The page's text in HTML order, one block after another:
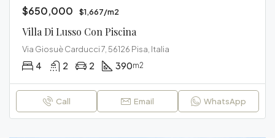
$650,000 $1,667/m2
Villa Di Lusso Con Piscina
Via Giosuè Carducci 7, 56126 Pisa, Italia
4 2 2 390m2
Call Email WhatsApp